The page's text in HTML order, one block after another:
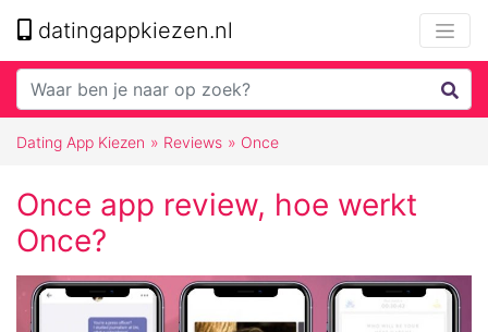
datingappkiezen.nl
Dating App Kiezen » Reviews » Once
Once app review, hoe werkt
Once?